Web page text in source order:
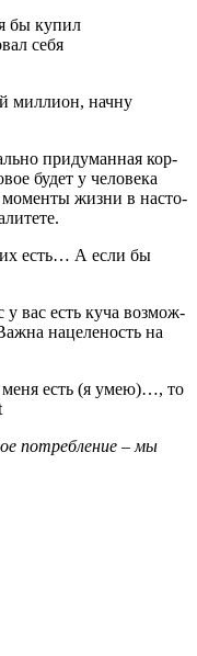
бы купил
себя
миллион, начну
при­ду­ман­ная кор­
будет у че­ло­ве­ка
мо­мен­ты жизни в на­сто­
есть… А если бы
у вас есть куча воз­мож­
на­це­ле­ность на
меня есть (я умею)…, то
потребление – мы